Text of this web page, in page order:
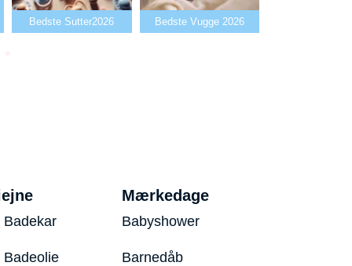
Bedste Sutter2026 Bedste Vugge 2026
Badekar
Badeolie
Mærkedage
Babyshower
Barnedåb